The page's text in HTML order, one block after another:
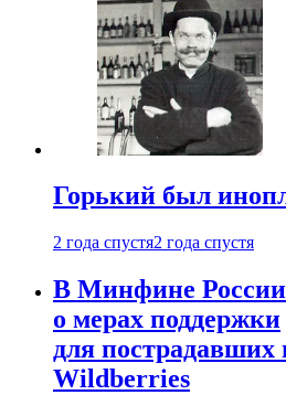
Горький был
2 года спустя2 года спустя
В Минфине России
о мерах поддержки
для пострадавших
Wildberries